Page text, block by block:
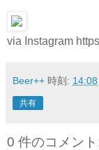
via Instagram
Beer++ 時刻: 14:08
共有
0 件のコメン